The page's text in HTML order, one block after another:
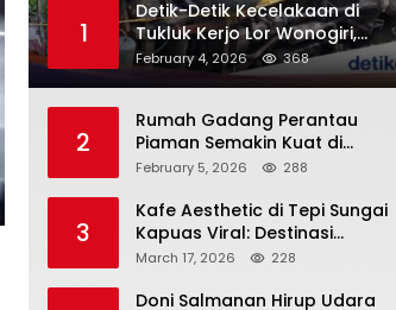
1
Detik-Detik Kecelakaan di
Tukluk Kerjo Lor Wonogiri,
Motor Tabrak Knalpot hingga
Truk Tak Sempat Menghindar,
Sadarkan Diri
February 4, 2026 368
2
Rumah Gadang Perantau
Piaman Semakin Kuat di
Sukoharjo! Silaturahmi PKDP
2031 Resmi Diserahkan
February 5, 2026 288
3
Kafe Aesthetic di Tepi Sungai
Kapuas Viral: Destinasi
Nongkrong Baru yang
Pontianak
March 17, 2026 228
Doni Salmanan Hirup Udara